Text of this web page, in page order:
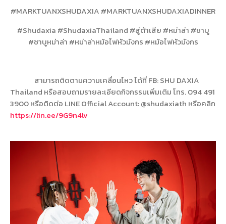
#MARKTUANXSHUDAXIA #MARKTUANXSHUDAXIADINNER
#Shudaxia #ShudaxiaThailand #สู่ต้าเสีย #หม่าล่า #ชาบู
#ชาบูหม่าล่า #หม่าล่าหม้อไฟหัวมังกร #หม้อไฟหัวมังกร
สามารถติดตามความเคลื่อนไหว ได้ที่FB: SHU DAXIA
Thailand หรือสอบถามรายละเอียดกิจกรรมเพิ่มเติม โทร.094 491
3900หรือติดต่อ LINE Official Account: @shudaxiath หรือคลิก
https://lin.ee/9G9n4lv